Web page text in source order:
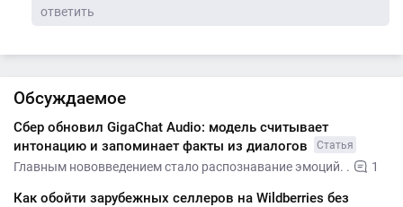
ответить
Обсуждаемое
Сбер обновил GigaChat Audio: модель считывает
интонацию и запоминает факты из диалогов
Статья
Главным нововведением стало распознавание эмоций. . 1
Как обойти зарубежных селлеров на Wildberries без